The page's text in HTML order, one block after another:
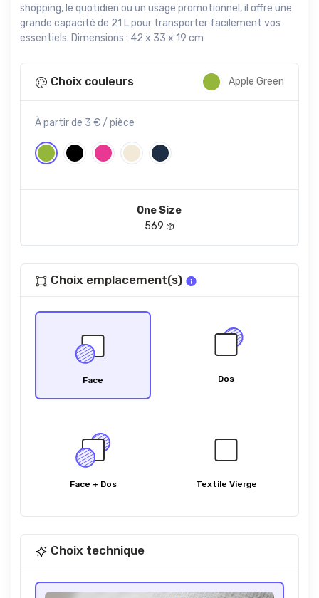
shopping, le quotidien ou un usage promotionnel, il offre une
grande capacité de 21 L pour transporter facilement vos
essentiels. Dimensions : 42 x 33 x 19 cm
Choix couleurs Apple Green
À partir de 3 € / pièce
One Size
569
Choix emplacement(s)
Face Dos
Face + Dos Textile Vierge
Choix technique